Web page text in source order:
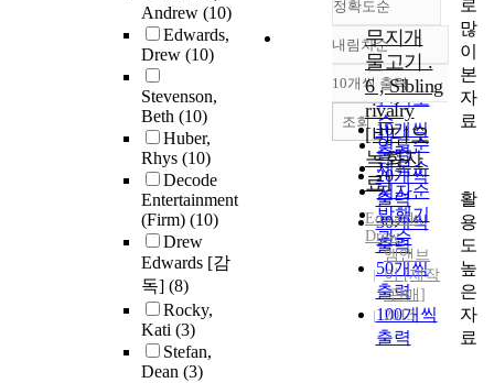
Andrew (10)
Edwards,
Drew (10)
Stevenson,
Beth (10)
Huber,
Rhys (10)
Decode
Entertainment
(Firm) (10)
Drew
Edwards [감
독] (8)
Rocky,
Kati (3)
Stefan,
Dean (3)
정확도순
정확도
순
인기도
순
연도순
제목순
저자순
발행기
관순
내림차순
내림차순
10개씩 출력
10개씩
출력
20개씩
출력
30개씩
출력
50개씩
출력
100개씩
출력
조회
무지개
물고기 .
6 , Sibling
rivalry
[비디오
녹화자
료]
Edwards,
Drew
엠앤브
이 [제작
·판매]
2013
로
많
이
본
자
료
활
용
도
높
은
자
료